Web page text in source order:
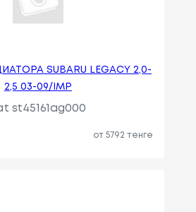
SUBARU LEGACY 2,0-
2,5 03-09/IMP
st45161ag000
от 5792 тенге